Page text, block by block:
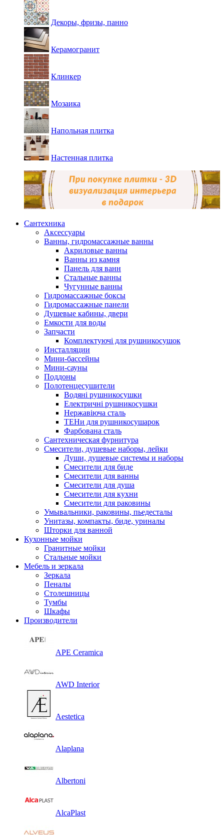
Декоры, фризы, панно
Керамогранит
Клинкер
Мозаика
Напольная плитка
Настенная плитка
Сантехника
Аксессуары
Ванны, гидромассажные ванны
Акриловые ванны
Ванны из камня
Панель для ванн
Стальные ванны
Чугунные ванны
Гидромассажные боксы
Гидромассажные панели
Душевые кабины, двери
Емкости для воды
Запчасти
Комплектуючі для рушникосушок
Инсталляции
Мини-бассейны
Мини-сауны
Поддоны
Полотенцесушители
Водяні рушникосушки
Електричні рушникосушки
Нержавіюча сталь
ТЕНи для рушникосушарок
Фарбована сталь
Сантехническая фурнитура
Смесители, душевые наборы, лейки
Души, душевые системы и наборы
Смесители для биде
Смесители для ванны
Смесители для душа
Смесители для кухни
Смесители для раковины
Умывальники, раковины, пьедесталы
Унитазы, компакты, биде, уриналы
Шторки для ванной
Кухонные мойки
Гранитные мойки
Стальные мойки
Мебель и зеркала
Зеркала
Пеналы
Столешницы
Тумбы
Шкафы
Производители
APE Ceramica
AWD Interior
Aestetica
Alaplana
Albertoni
AlcaPlast